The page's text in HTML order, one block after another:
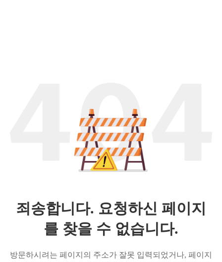
죄송합니다. 요청하신 페이지
를 찾을 수 없습니다.
방문하시려는 페이지의 주소가 잘못 입력되었거나, 페이지